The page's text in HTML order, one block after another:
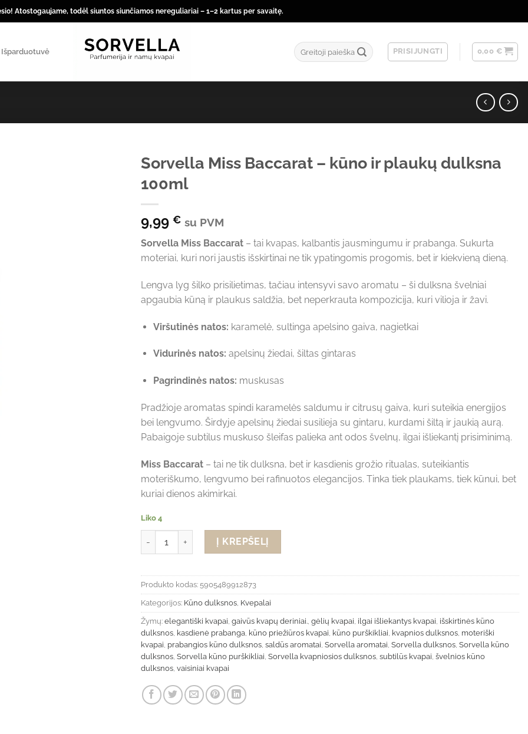
Atostogaujame, todėl siuntos siunčiamos nereguliariai – 1–2 kartus per savaitę.
Išparduotuvė
Ieškoti: PRISIJUNGTI 0,00 €
Sorvella Miss Baccarat – kūno ir plaukų dulksna
100ml
9,99 € su PVM
Sorvella Miss Baccarat – tai kvapas, kalbantis jausmingumu ir prabanga. Sukurta
moteriai, kuri nori jaustis išskirtinai ne tik ypatingomis progomis, bet ir kiekvieną dieną.
Lengva lyg šilko prisilietimas, tačiau intensyvi savo aromatu – ši dulksna švelniai
apgaubia kūną ir plaukus saldžia, bet neperkrauta kompozicija, kuri vilioja ir žavi.
Viršutinės natos: karamelė, sultinga apelsino gaiva, nagietkai
Vidurinės natos: apelsinų žiedai, šiltas gintaras
Pagrindinės natos: muskusas
Pradžioje aromatas spindi karamelės saldumu ir citrusų gaiva, kuri suteikia energijos
bei lengvumo. Širdyje apelsinų žiedai susilieja su gintaru, kurdami šiltą ir jaukią aurą.
Pabaigoje subtilus muskuso šleifas palieka ant odos švelnų, ilgai išliekantį prisiminimą.
Miss Baccarat – tai ne tik dulksna, bet ir kasdienis grožio ritualas, suteikiantis
moteriškumo, lengvumo bei rafinuotos elegancijos. Tinka tiek plaukams, tiek kūnui, bet
kuriai dienos akimirkai.
Liko 4
produkto kiekis: Sorvella Miss Baccarat - kūno ir plaukų dulksna 100ml
Į KREPŠELĮ
Produkto kodas: 5905489912873
Kategorijos: Kūno dulksnos, Kvepalai
Žymų: elegantiški kvapai, gaivūs kvapų deriniai., gėlių kvapai, ilgai išliekantys kvapai, išskirtinės kūno
dulksnos, kasdienė prabanga, kūno priežiūros kvapai, kūno purškikliai, kvapnios dulksnos, moteriški
kvapai, prabangios kūno dulksnos, saldūs aromatai, Sorvella aromatai, Sorvella dulksnos, Sorvella kūno
dulksnos, Sorvella kūno purškikliai, Sorvella kvapniosios dulksnos, subtilūs kvapai, švelnios kūno
dulksnos, vaisiniai kvapai